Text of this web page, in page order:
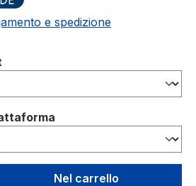
e spedizione
inserisci la
Nel carrello